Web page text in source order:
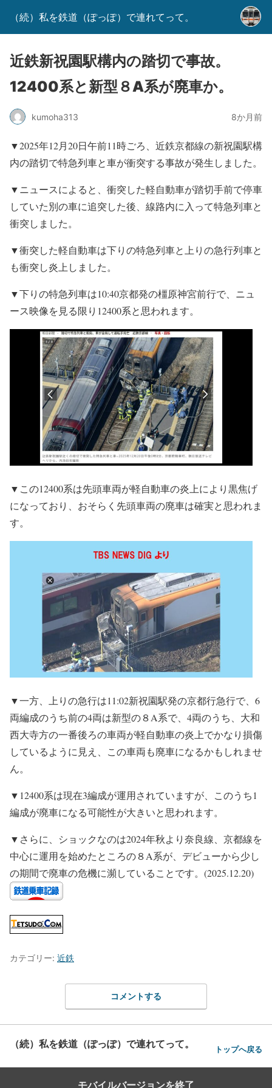
（続）私を鉄道（ぽっぽ）で連れてって。
近鉄新祝園駅構内の踏切で事故。
12400系と新型８A系が廃車か。
kumoha313 8か月前
▼2025年12月20日午前11時ごろ、近鉄京都線の新祝園駅構
内の踏切で特急列車と車が衝突する事故が発生しました。
▼ニュースによると、衝突した軽自動車が踏切手前で停車
していた別の車に追突した後、線路内に入って特急列車と
衝突しました。
▼衝突した軽自動車は下りの特急列車と上りの急行列車と
も衝突し炎上しました。
▼下りの特急列車は10:40京都発の橿原神宮前行で、ニュ
ース映像を見る限り12400系と思われます。
▼この12400系は先頭車両が軽自動車の炎上により黒焦げ
になっており、おそらく先頭車両の廃車は確実と思われま
す。
▼一方、上りの急行は11:02新祝園駅発の京都行急行で、6
両編成のうち前の4両は新型の８A系で、4両のうち、大和
西大寺方の一番後ろの車両が軽自動車の炎上でかなり損傷
しているように見え、この車両も廃車になるかもしれませ
ん。
▼12400系は現在3編成が運用されていますが、このうち1
編成が廃車になる可能性が大きいと思われます。
▼さらに、ショックなのは2024年秋より奈良線、京都線を
中心に運用を始めたところの８A系が、デビューから少し
の期間で廃車の危機に瀕していることです。(2025.12.20)
カテゴリー: 近鉄
コメントする
（続）私を鉄道（ぽっぽ）で連れてって。 トップへ戻る
モバイルバージョンを終了